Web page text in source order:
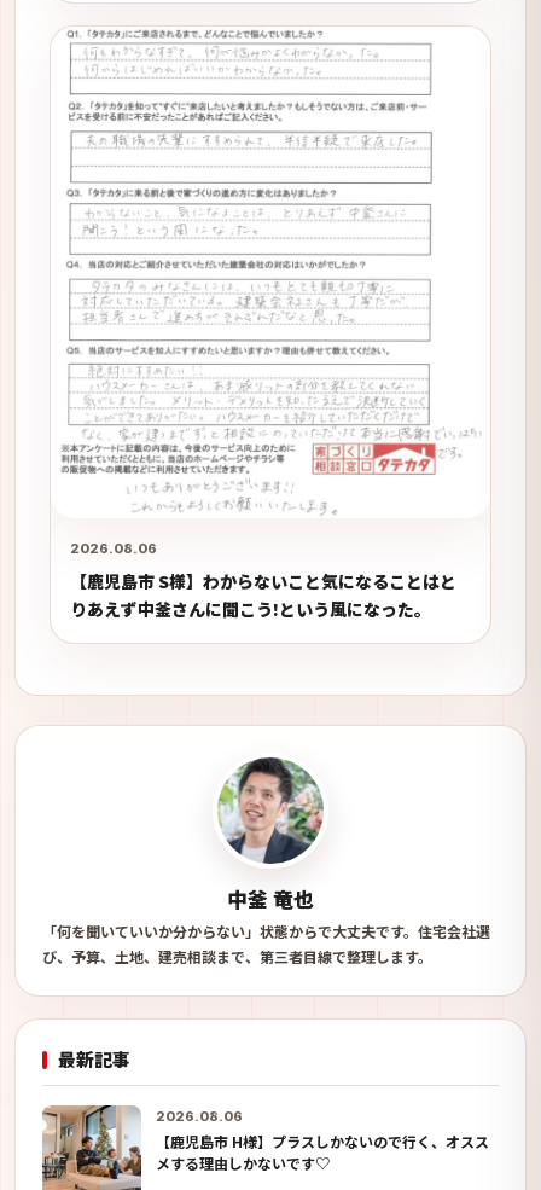
2026.08.06
【鹿児島市 S様】わからないこと気になることはと
りあえず中釜さんに聞こう!という風になった。
中釜 竜也
「何を聞いていいか分からない」状態からで大丈夫です。住宅会社選
び、予算、土地、建売相談まで、第三者目線で整理します。
最新記事
2026.08.06
【鹿児島市 H様】プラスしかないので行く、オスス
メする理由しかないです♡